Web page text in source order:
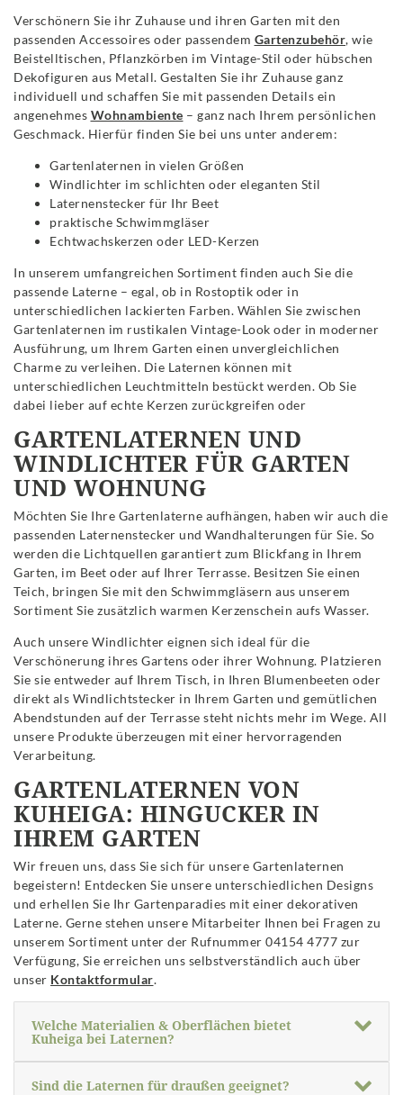
Verschönern Sie ihr Zuhause und ihren Garten mit den
passenden Accessoires oder passendem Gartenzubehör, wie
Beistelltischen, Pflanzkörben im Vintage-Stil oder hübschen
Dekofiguren aus Metall. Gestalten Sie ihr Zuhause ganz
individuell und schaffen Sie mit passenden Details ein
angenehmes Wohnambiente – ganz nach Ihrem persönlichen
Geschmack. Hierfür finden Sie bei uns unter anderem:
Gartenlaternen in vielen Größen
Windlichter im schlichten oder eleganten Stil
Laternenstecker für Ihr Beet
praktische Schwimmgläser
Echtwachskerzen oder LED-Kerzen
In unserem umfangreichen Sortiment finden auch Sie die
passende Laterne – egal, ob in Rostoptik oder in
unterschiedlichen lackierten Farben. Wählen Sie zwischen
Gartenlaternen im rustikalen Vintage-Look oder in moderner
Ausführung, um Ihrem Garten einen unvergleichlichen
Charme zu verleihen. Die Laternen können mit
unterschiedlichen Leuchtmitteln bestückt werden. Ob Sie
dabei lieber auf echte Kerzen zurückgreifen oder
GARTENLATERNEN UND
WINDLICHTER FÜR GARTEN
UND WOHNUNG
Möchten Sie Ihre Gartenlaterne aufhängen, haben wir auch die
passenden Laternenstecker und Wandhalterungen für Sie. So
werden die Lichtquellen garantiert zum Blickfang in Ihrem
Garten, im Beet oder auf Ihrer Terrasse. Besitzen Sie einen
Teich, bringen Sie mit den Schwimmgläsern aus unserem
Sortiment Sie zusätzlich warmen Kerzenschein aufs Wasser.
Auch unsere Windlichter eignen sich ideal für die
Verschönerung ihres Gartens oder ihrer Wohnung. Platzieren
Sie sie entweder auf Ihrem Tisch, in Ihren Blumenbeeten oder
direkt als Windlichtstecker in Ihrem Garten und gemütlichen
Abendstunden auf der Terrasse steht nichts mehr im Wege. All
unsere Produkte überzeugen mit einer hervorragenden
Verarbeitung.
GARTENLATERNEN VON
KUHEIGA: HINGUCKER IN
IHREM GARTEN
Wir freuen uns, dass Sie sich für unsere Gartenlaternen
begeistern! Entdecken Sie unsere unterschiedlichen Designs
und erhellen Sie Ihr Gartenparadies mit einer dekorativen
Laterne. Gerne stehen unsere Mitarbeiter Ihnen bei Fragen zu
unserem Sortiment unter der Rufnummer 04154 4777 zur
Verfügung, Sie erreichen uns selbstverständlich auch über
unser Kontaktformular.
Welche Materialien & Oberflächen bietet
Kuheiga bei Laternen?
Sind die Laternen für draußen geeignet?